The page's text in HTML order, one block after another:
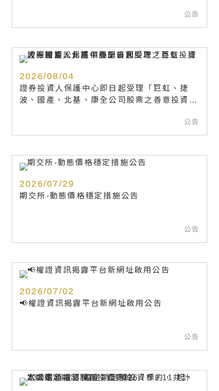
公告
2026/08/04
證券投資人保護中心即日起受理「巨虹、捷
波、國產、北基、康全公司股票之善意投資人
公告
2026/07/29
期交所-動態價格穩定措施公告
公告
2026/07/02
📢權證資訊揭露平台新網址啟用公告
公告